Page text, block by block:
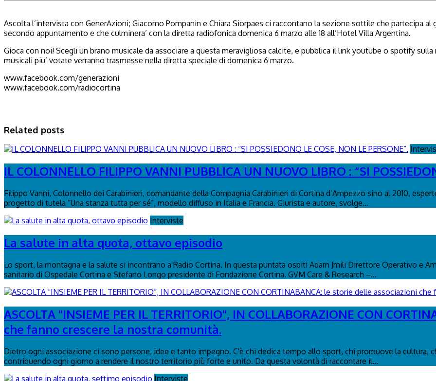
Ascolta l’intervista con GenerAzioni; Giacomo Pompanin e Chiara Siorpaes ci raccontano la sezione sottile che partecipa
secondo appuntamento e che culminera’ con la diretta radiofonica domenica 6 marzo alle 18 all’Hotel Villa Argentina.
Gioca con noi! Scegli un brano musicale da associare a questa meravigliosa calcite, e pubblica il link youtube o spotify
musicali piu’ votate verranno trasmesse nella diretta speciale di domenica 6 marzo.
www.facebook.com/generazioni
www.facebook.com/radiocortina
Related posts
IL COLONNELLO FILIPPO VANNI PUBBLICA UN NUOVO LIBRO : “SI
Filippo Vanni, Colonnello dei Carabinieri, comandante della Compagnia Carabinieri di Cortina d’Ampezzo sino al 2010,
progetto di tutela “Una stanza tutta per sé”, modello diffuso in Italia e Francia. Giurista e autore, svolge...
Interviste
La salute in alta quota, ottavo episodio
Lo sport, la montagna e la salute si incontrano a Radio Cortina. In questa puntata ospiti Adam Jmili Direttore Operativo e
sanitario di Ospedale Cortina e Stefano Longo presidente di Fondazione Cortina. GVM Care & Research –...
ASCOLTA "INSIEME PER IL TERRITORIO", IN COLLABORAZIONE CON
che fanno crescere la nostra comunità.
Dietro ogni associazione ci sono persone, idee e tanto impegno. C'è chi dedica tempo allo sport, chi promuove la cultura,
contribuendo ogni giorno a rendere il nostro territorio più forte e unito. Da questa volontà di raccontare il...
Interviste